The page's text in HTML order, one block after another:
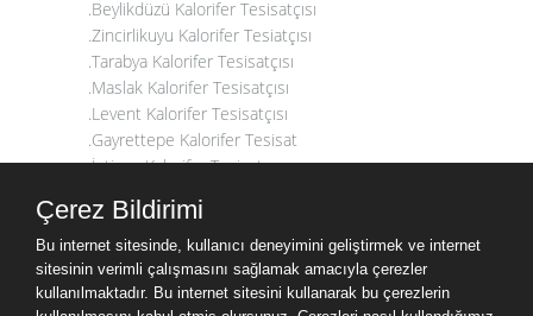
.Beylikdüzü Kalorifer Tesisatçısı
.Zincirlikuyu Kalorifer Tesiatçısı
.Tarabya Kalorifer Tesisatçısı
.Maslak Kalorifer Tesisatçısı
.Levent Kalorifer Tesisatçısı
.Gayrettepe Kalorifer Tesisat
.İstinye Kalorifer Tesisatçısı
.Maçka Kalorifer Tesisatçısı
.Kumburgaz Kalorifer Tesisatçısı
.Fulya Kalorifer Tesisatı
.Teşvikiye Kalorifer Tesisatçısı
Çerez Bildirimi
Bu internet sitesinde, kullanıcı deneyimini geliştirmek ve internet
sitesinin verimli çalışmasını sağlamak amacıyla çerezler
kullanılmaktadır. Bu internet sitesini kullanarak bu çerezlerin